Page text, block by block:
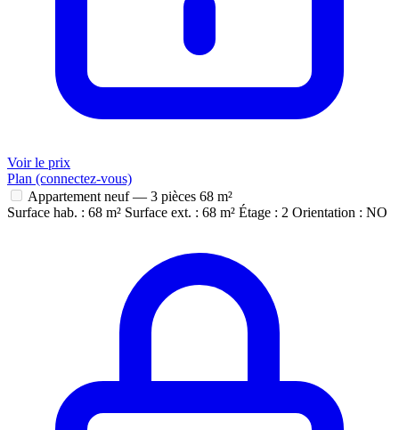
Voir le prix
Plan (connectez-vous)
Appartement neuf — 3 pièces 68 m²
Surface hab. : 68 m² Surface ext. : 68 m² Étage : 2 Orientation : NO